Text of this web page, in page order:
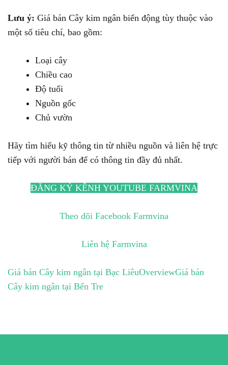
Lưu ý: Giá bán Cây kim ngân biến động tùy thuộc vào
một số tiêu chí, bao gồm:
Loại cây
Chiều cao
Độ tuổi
Nguồn gốc
Chủ vườn
Hãy tìm hiểu kỹ thông tin từ nhiều nguồn và liên hệ trực
tiếp với người bán để có thông tin đầy đủ nhất.
ĐĂNG KÝ KÊNH YOUTUBE FARMVINA
Theo dõi Facebook Farmvina
Liên hệ Farmvina
Giá bán Cây kim ngân tại Bạc LiêuOverviewGiá bán
Cây kim ngân tại Bến Tre